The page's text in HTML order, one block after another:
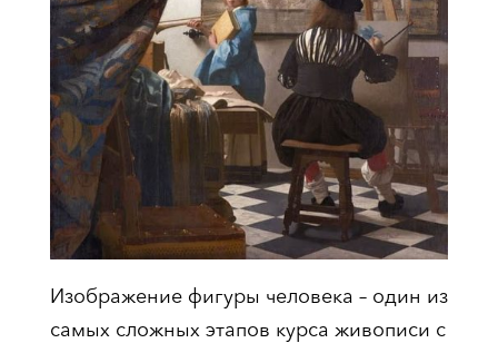
Изображение фигуры человека – один из
самых сложных этапов курса живописи с